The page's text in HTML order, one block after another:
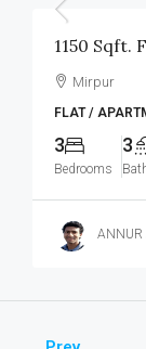
1150 Sqft.
Mirpur
FLAT /
3
Bedrooms
3
ANNUR